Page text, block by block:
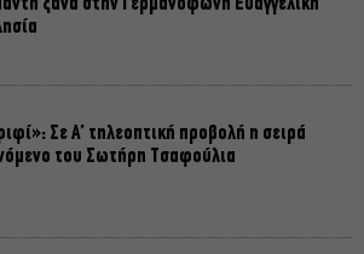
Σε Α’ τηλεοπτική προβολή η σειρά
του Σωτήρη Τσαφούλια